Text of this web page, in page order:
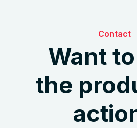
Contact
Want
the